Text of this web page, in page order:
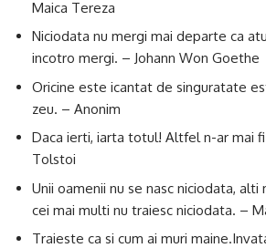
Maica Tereza
Niciodata nu mergi mai departe ca
incotro mergi. – Johann Won Goethe
Oricine este icantat de singuratate
zeu. – Anonim
Daca ierti, iarta totul! Altfel n-ar mai
Tolstoi
Unii oamenii nu se nasc niciodata, alti
cei mai multi nu traiesc niciodata. –
Traieste ca si cum ai muri